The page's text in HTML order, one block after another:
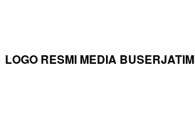
LOGO RESMI MEDIA BUSERJATIM